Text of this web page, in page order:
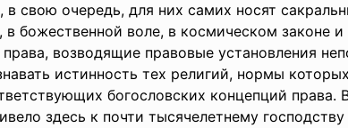
в свою очередь, для них самих носят
в божественной воле, в космическом законе
возводящие правовые установления
истинность тех религий, нормы
богословских концепций права.
здесь к почти тысячелетнему